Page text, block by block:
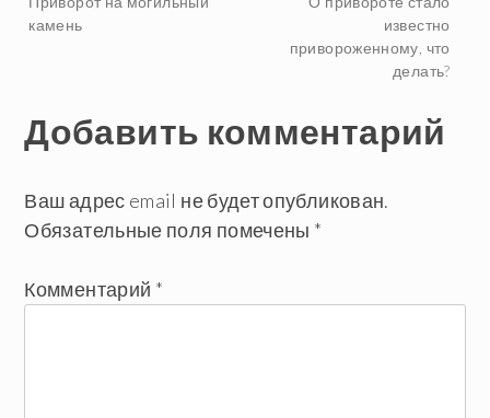
Навигация
записям
камень
известно
привороженному, что
делать?
Добавить комментарий
Ваш адрес email не будет опубликован.
Обязательные поля помечены *
Комментарий *